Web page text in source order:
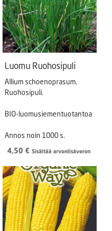
Luomu Ruohosipuli
Allium schoenoprasum.
Ruohosipuli.
BIO-luomusiementuotantoa
Annos noin 1000 s.
4,50 € Sisältää arvonlisäveron